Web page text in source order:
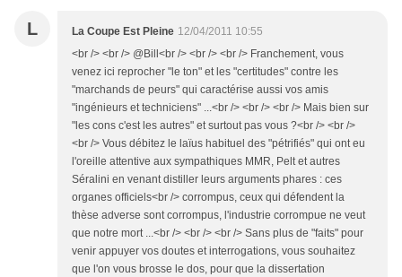
L La Coupe Est Pleine 12/04/2011 10:55
<br /> <br /> @Bill<br /> <br /> <br /> Franchement, vous
venez ici reprocher "le ton" et les "certitudes" contre les
"marchands de peurs" qui caractérise aussi vos amis
"ingénieurs et techniciens" ...<br /> <br /> <br /> Mais bien sur
"les cons c'est les autres" et surtout pas vous ?<br /> <br />
<br /> Vous débitez le laïus habituel des "pétrifiés" qui ont eu
l'oreille attentive aux sympathiques MMR, Pelt et autres
Séralini en venant distiller leurs arguments phares : ces
organes officiels<br /> corrompus, ceux qui défendent la
thèse adverse sont corrompus, l'industrie corrompue ne veut
que notre mort ...<br /> <br /> <br /> Sans plus de "faits" pour
venir appuyer vos doutes et interrogations, vous souhaitez
que l'on vous brosse le dos, pour que la dissertation